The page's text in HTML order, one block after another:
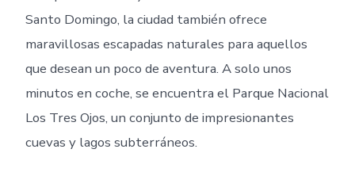
Santo Domingo, la ciudad también ofrece
maravillosas escapadas naturales para aquellos
que desean un poco de aventura. A solo unos
minutos en coche, se encuentra el Parque Nacional
Los Tres Ojos, un conjunto de impresionantes
cuevas y lagos subterráneos.